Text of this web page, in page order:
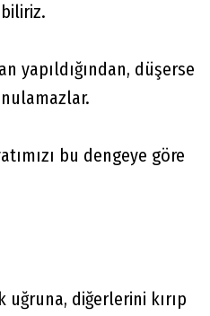
yapıldığından, düşerse
bu dengeye göre
diğerlerini kırıp